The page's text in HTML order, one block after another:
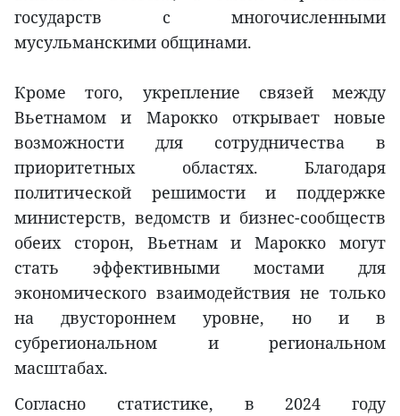
государств с многочисленными
мусульманскими общинами.
Кроме того, укрепление связей между
Вьетнамом и Марокко открывает новые
возможности для сотрудничества в
приоритетных областях. Благодаря
политической решимости и поддержке
министерств, ведомств и бизнес-сообществ
обеих сторон, Вьетнам и Марокко могут
стать эффективными мостами для
экономического взаимодействия не только
на двустороннем уровне, но и в
субрегиональном и региональном
масштабах.
Согласно статистике, в 2024 году